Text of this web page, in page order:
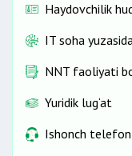
Haydovchilik
IT soha
NNT faoliyati
Yuridik lug‘at
Ishonch